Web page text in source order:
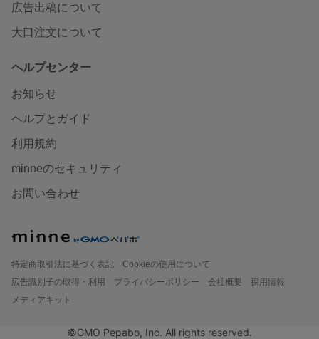
広告出稿について
大口注文について
ヘルプセンター
お知らせ
ヘルプとガイド
利用規約
minneのセキュリティ
お問い合わせ
特定商取引法に基づく表記
Cookieの使用について
広告識別子の取得・利用
プライバシーポリシー 会社概要
採用情報
メディアキット
©GMO Pepabo, Inc. All rights reserved.